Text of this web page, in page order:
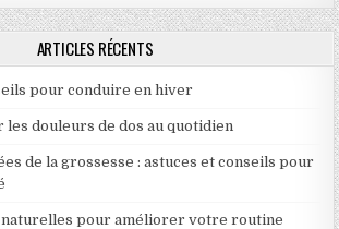
ARTICLES RÉCENTS
pour conduire en hiver
douleurs de dos au quotidien
de la grossesse : astuces et conseils pour
naturelles pour améliorer votre routine